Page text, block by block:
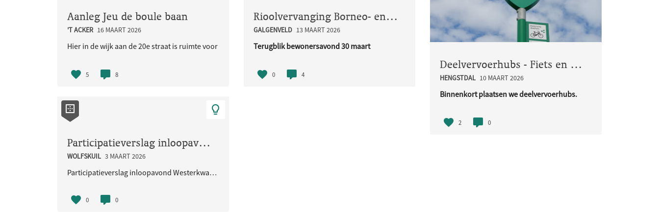
Aanleg Jeu de boule baan
'T ACKER 16 MAART 2026
Hier in de wijk aan de 20e straat is ruimte voor een jeu de boulesbaan, dit zou een mooie plek ..
5 8
Participatieverslag inloopavond Westerkwartier 29 januari 2026
WOLFSKUIL 3 MAART 2026
Participatieverslag inloopavond Westerkwartier 29 januari 2026
0 0
Rioolvervanging Borneo- en Madoerastraat
GALGENVELD 13 MAART 2026
Terugblik bewonersavond 30 maart
0 4
Deelvervoerhubs - Fiets en Bakfiets
HENGSTDAL 10 MAART 2026
Binnenkort plaatsen we deelvervoerhubs.
2 0